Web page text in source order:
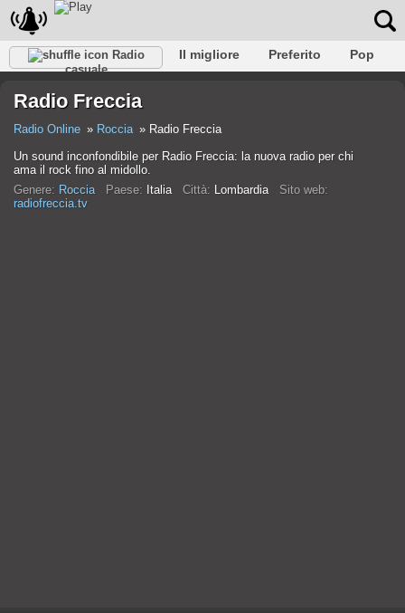
Radio
casuale
Il migliore Preferito
Pop
Rap
Falk Jazz
Radio Freccia
Radio Online Roccia
Radio Freccia
Un sound inconfondibile per Radio Freccia: la nuova radio per chi
ama il rock fino al midollo.
Genere: Roccia Paese: Italia Città: Lombardia Sito web:
radiofreccia.tv